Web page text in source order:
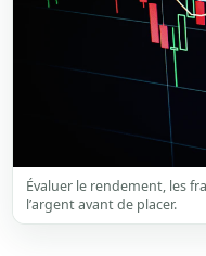
Évaluer le rendement, les
l’argent avant de placer.